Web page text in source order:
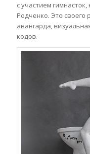
с участием
Родченко. Это своего
авангарда,
кодов.